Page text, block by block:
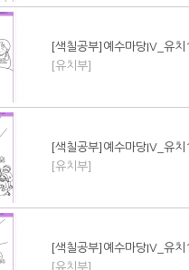
[색칠공부]예수마당IV_유
[유치부]
[색칠공부]예수마당IV_유
[유치부]
[색칠공부]예수마당IV_유
[유치부]